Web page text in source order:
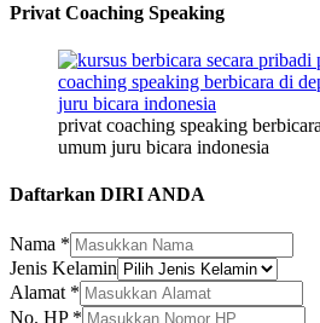
Privat Coaching Speaking
privat coaching speaking
umum juru bicara indonesia
Daftarkan DIRI ANDA
Nama *
Jenis Kelamin
HP
Nama
Alamat *
No. HP *